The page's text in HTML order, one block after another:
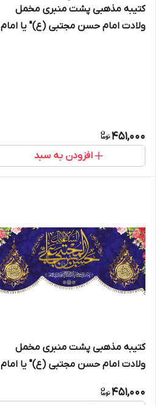
کتیبه مذهبی پشت منبری مخمل
ولادت امام حسن مجتبی (ع)" یا امام
451,000
افزودن به سبد
کتیبه مذهبی پشت منبری مخمل
ولادت امام حسن مجتبی (ع)" یا امام
451,000